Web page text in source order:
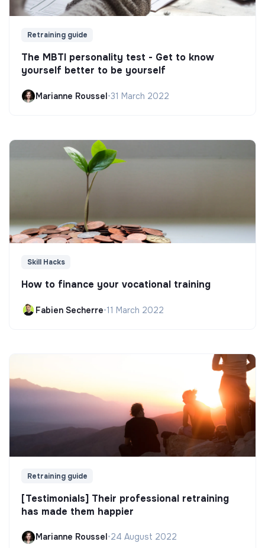
Retraining guide
The MBTI personality test - Get to know
yourself better to be yourself
Marianne Roussel•31 March 2022
Skill Hacks
How to finance your vocational training
Fabien Secherre•11 March 2022
Retraining guide
[Testimonials] Their professional retraining
has made them happier
Marianne Roussel•24 August 2022